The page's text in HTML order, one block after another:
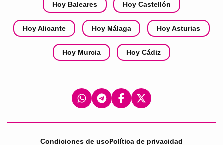
Hoy Baleares Hoy Castellón
Hoy Alicante Hoy Málaga Hoy Asturias
Hoy Murcia Hoy Cádiz
Condiciones de usoPolítica de privacidad